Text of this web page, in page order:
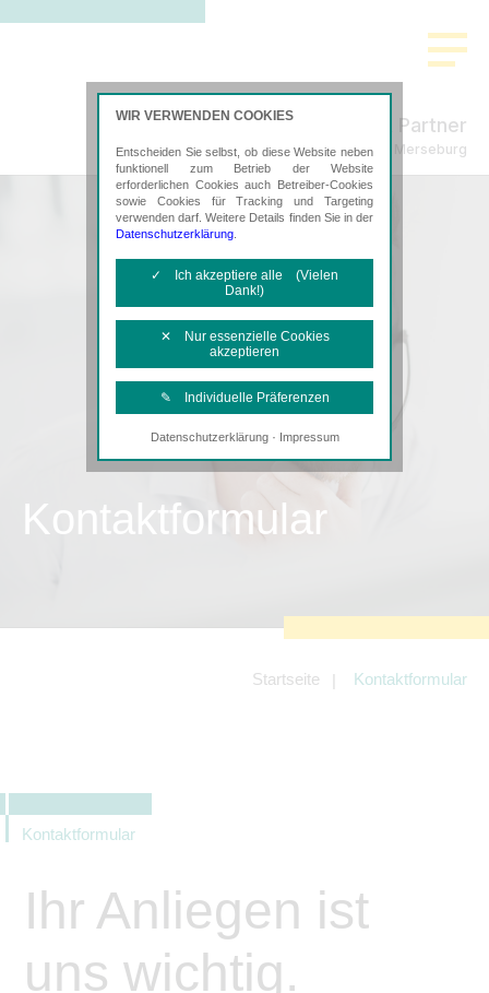
Schmidt & Partner
Steuerberatung in Merseburg
Kontaktformular
Startseite Kontaktformular
Kontaktformular
Ihr Anliegen ist
uns wichtig.
WIR VERWENDEN COOKIES
Entscheiden Sie selbst, ob diese Website neben
funktionell zum Betrieb der Website
erforderlichen Cookies auch Betreiber-Cookies
sowie Cookies für Tracking und Targeting
verwenden darf. Weitere Details finden Sie in der
Datenschutzerklärung
✓ Ich akzeptiere alle (Vielen
Dank!)
✕ Nur essenzielle Cookies
akzeptieren
✎ Individuelle Präferenzen
Notwendige Cookies
Diese Cookies sind erforderlich, um die
grundlegende Funktionalität der Website
Tracking- und Targeting-Cookies
Angebotes einschließlich der
Angeboten von z.B. Facebook und
Datenschutzerklärung· Impressum